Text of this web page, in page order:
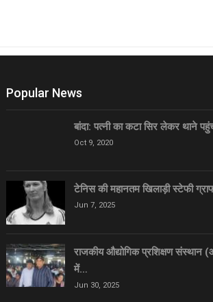
Popular News
बांदा: पत्नी का कटा सिर लेकर थाने
Oct 9, 2020
टेनिस की महानतम खिलाड़ी स्टेफी
Jun 7, 2025
राजकीय औद्योगिक प्रशिक्षण
में…
Jun 30, 2025